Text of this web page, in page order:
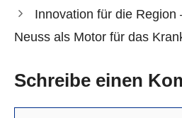
Innovation für die Region
Neuss als Motor für das
Schreibe einen